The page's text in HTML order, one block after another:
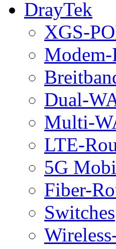
DrayTek
XGS-
Dual-
Multi-
LTE-
5G
Fiber-
Switches